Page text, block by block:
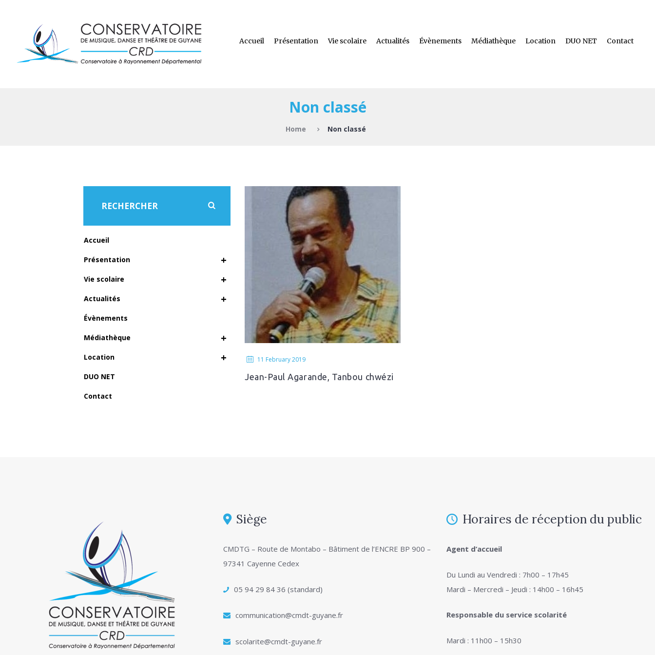
Accueil Présentation Vie scolaire Actualités Évènements Médiathèque Location DUO NET Contact
Non classé
Home Non classé
11 February 2019
Jean-Paul Agarande, Tanbou chwézi
Accueil
+
Présentation
+
Vie scolaire
+
Actualités
Évènements
+
Médiathèque
+
Location
DUO NET
Contact
Siège
CMDTG – Route de Montabo – Bâtiment de l’ENCRE BP 900 –
97341 Cayenne Cedex
05 94 29 84 36 (standard)
communication@cmdt-guyane.fr
scolarite@cmdt-guyane.fr
Horaires de réception du public
Agent d’accueil
Du Lundi au Vendredi : 7h00 – 17h45
Mardi – Mercredi – Jeudi : 14h00 – 16h45
Responsable du service scolarité
Mardi : 11h00 – 15h30